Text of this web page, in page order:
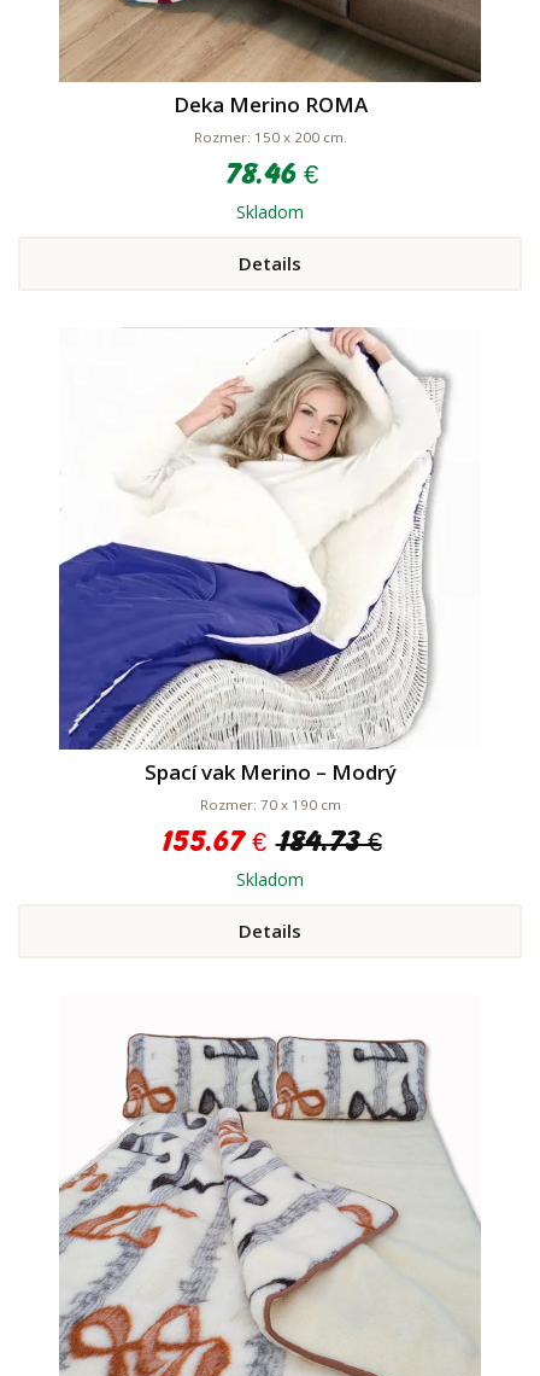
Deka Merino ROMA
Rozmer: 150 x 200 cm.
78.46 €
Skladom
Details
Spací vak Merino – Modrý
Rozmer: 70 x 190 cm
155.67 € 184.73 €
Skladom
Details